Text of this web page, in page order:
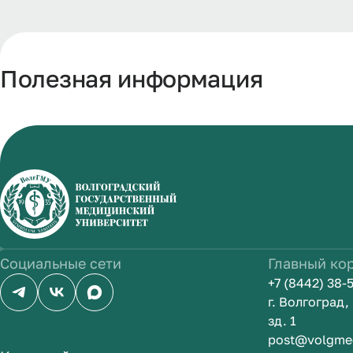
Полезная информация
Социальные сети Главный
+7 (8442) 38-
г.
зд. 1